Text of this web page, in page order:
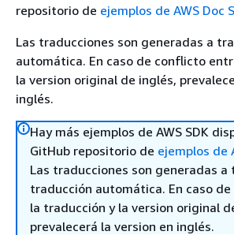
repositorio de ejemplos de AWS Doc
Las traducciones son generadas a
automática. En caso de conflicto
la version original de inglés,
inglés.
Hay más ejemplos de AWS SDK
GitHub repositorio de ejemplos de
Las traducciones son generadas a
traducción automática. En caso
la traducción y la version original
prevalecerá la version en inglés.